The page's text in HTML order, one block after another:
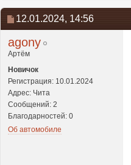
12.01.2024, 14:56
agony
Артём
Новичок
Регистрация: 10.01.2024
Адрес: Чита
Сообщений: 2
Благодарностей: 0
Об автомобиле